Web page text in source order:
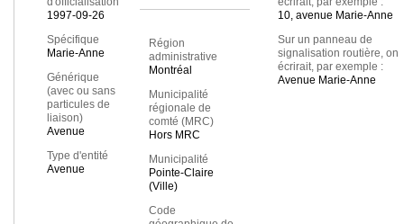
1997-09-26
Spécifique
Marie-Anne
Générique
(avec ou sans
particules de
liaison)
Avenue
Type d'entité
Avenue
Région
administrative
Montréal
Municipalité
régionale de
comté (MRC)
Hors MRC
Municipalité
Pointe-Claire
(Ville)
Code
10, avenue Marie-Anne
Sur un panneau de
signalisation routière, on
écrirait, par exemple :
Avenue Marie-Anne